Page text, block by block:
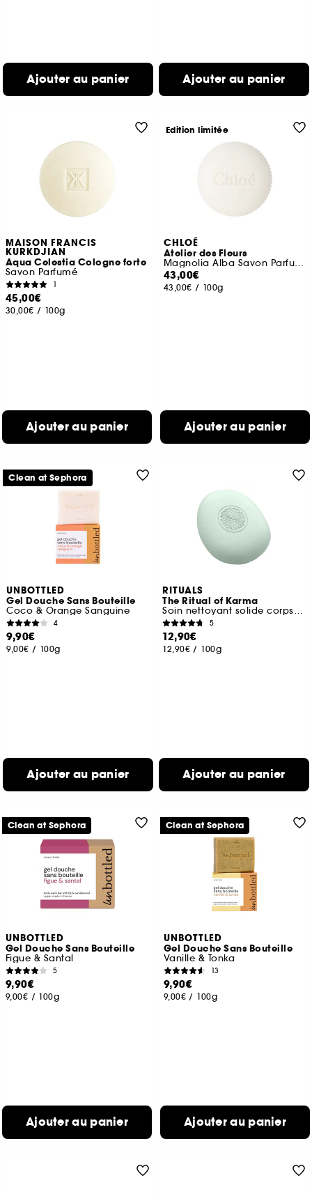
Ajouter au panier Ajouter au panier
MAISON FRANCIS
KURKDJIAN
Aqua Celestia Cologne forte
Savon Parfumé
1
45,00€
30,00€ / 100g
Ajouter au panier
CHLOÉ
Atelier des Fleurs
Magnolia Alba Savon Parfumé
43,00€
43,00€ / 100g
Ajouter au panier
Edition limitée
UNBOTTLED
Gel Douche Sans Bouteille
Coco & Orange Sanguine
4
9,90€
9,00€ / 100g
Ajouter au panier
Clean at Sephora
RITUALS
The Ritual of Karma
Soin nettoyant solide corps et cheveux
5
12,90€
12,90€ / 100g
Ajouter au panier
UNBOTTLED
Gel Douche Sans Bouteille
Figue & Santal
5
9,90€
9,00€ / 100g
Ajouter au panier
Clean at Sephora
UNBOTTLED
Gel Douche Sans Bouteille
Vanille & Tonka
13
9,90€
9,00€ / 100g
Ajouter au panier
Clean at Sephora